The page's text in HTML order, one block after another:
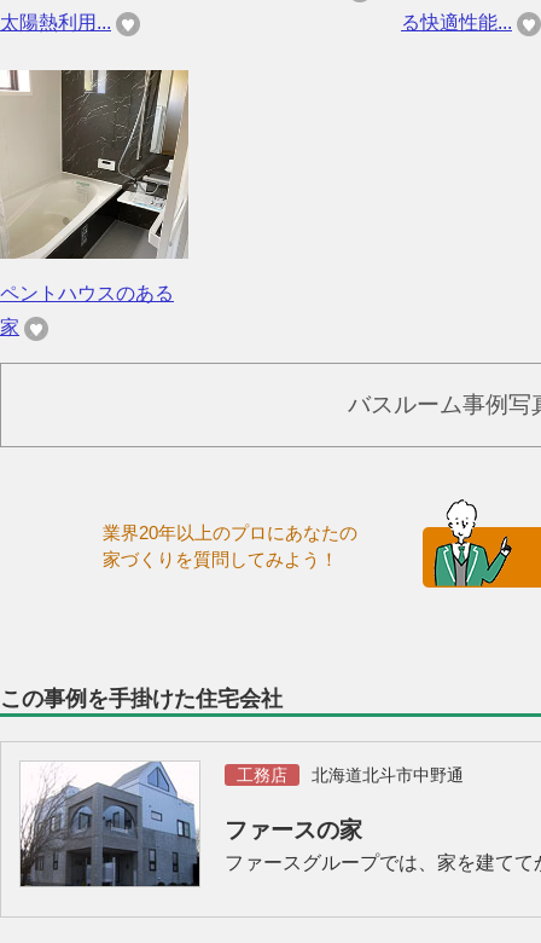
太陽熱利用...
る快適性能...
ペントハウスのある
家
バスルーム事例写
業界20年以上のプロにあなたの
家づくりを質問してみよう！
この事例を手掛けた住宅会社
工務店 北海道北斗市中野通
ファースの家
ファースグループでは、家を建て